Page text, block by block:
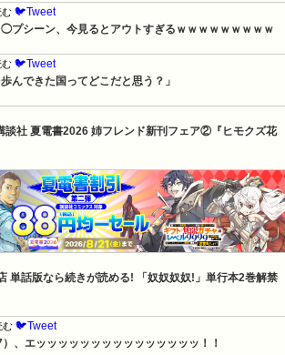
む 🐦Tweet
◯プシーン、今見るとアウトすぎるｗｗｗｗｗｗｗｗｗ
む 🐦Tweet
んできた国ってどこだと思う？」
談社 夏電書2026 姉フレンド新刊フェア②『ヒモクズ花
単話版なら続きが読める! 「奴奴奴奴!」単行本2巻解禁
む 🐦Tweet
）、エッッッッッッッッッッッッッッッ！！